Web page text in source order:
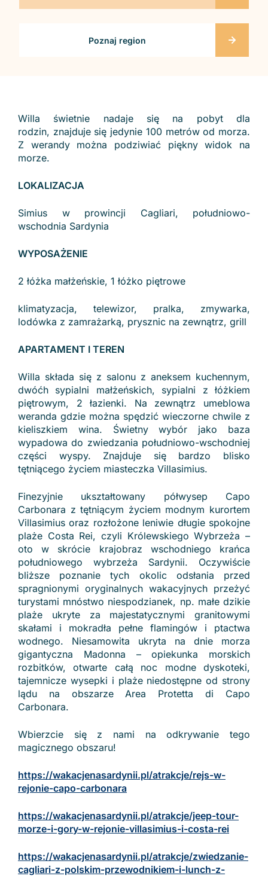
Poznaj region
Willa świetnie nadaje się na pobyt dla
rodzin, znajduje się jedynie 100 metrów od morza.
Z werandy można podziwiać piękny widok na
morze.
LOKALIZACJA
Simius w prowincji Cagliari, południowo-
wschodnia Sardynia
WYPOSAŻENIE
2 łóżka małżeńskie, 1 łóżko piętrowe
klimatyzacja, telewizor, pralka, zmywarka,
lodówka z zamrażarką, prysznic na zewnątrz, grill
APARTAMENT I TEREN
Willa składa się z salonu z aneksem kuchennym,
dwóćh sypialni małżeńskich, sypialni z łóżkiem
piętrowym, 2 łazienki. Na zewnątrz umeblowa
weranda gdzie można spędzić wieczorne chwile z
kieliszkiem wina. Świetny wybór jako baza
wypadowa do zwiedzania południowo-wschodniej
części wyspy. Znajduje się bardzo blisko
tętniącego życiem miasteczka Villasimius.
Finezyjnie ukształtowany półwysep Capo
Carbonara z tętniącym życiem modnym kurortem
Villasimius oraz rozłożone leniwie długie spokojne
plaże Costa Rei, czyli Królewskiego Wybrzeża –
oto w skrócie krajobraz wschodniego krańca
południowego wybrzeża Sardynii. Oczywiście
bliższe poznanie tych okolic odsłania przed
spragnionymi oryginalnych wakacyjnych przeżyć
turystami mnóstwo niespodzianek, np. małe dzikie
plaże ukryte za majestatycznymi granitowymi
skałami i mokradła pełne flamingów i ptactwa
wodnego. Niesamowita ukryta na dnie morza
gigantyczna Madonna – opiekunka morskich
rozbitków, otwarte całą noc modne dyskoteki,
tajemnicze wysepki i plaże niedostępne od strony
lądu na obszarze Area Protetta di Capo
Carbonara.
Wbierzcie się z nami na odkrywanie tego
magicznego obszaru!
https://wakacjenasardynii.pl/atrakcje/rejs-w-
rejonie-capo-carbonara
https://wakacjenasardynii.pl/atrakcje/jeep-tour-
morze-i-gory-w-rejonie-villasimius-i-costa-rei
https://wakacjenasardynii.pl/atrakcje/zwiedzanie-
cagliari-z-polskim-przewodnikiem-i-lunch-z-